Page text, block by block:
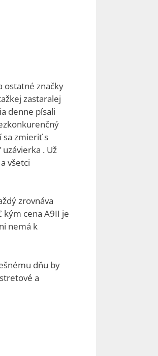
ostatné značky
zastaralej
denne písali
sa zmieriť s
. Už
všetci
zrovnáva
kým cena A9II je
nemá k
dňu by
a